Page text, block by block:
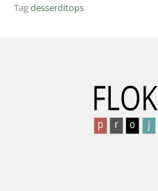
Tagdesserditops